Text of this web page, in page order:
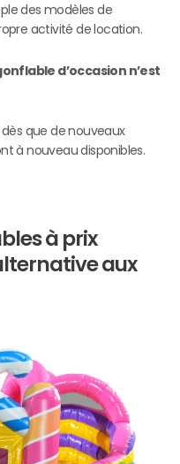
des modèles de
activité de location.
d’occasion n’est
que de nouveaux
à nouveau disponibles.
à prix
aux